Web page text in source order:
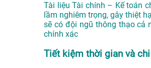
Tài liệu Tài chính – Kế toán
lầm nghiêm trọng, gây thiệt
sẽ có đội ngũ thông thạo cả
chính xác
Tiết kiệm thời gian và